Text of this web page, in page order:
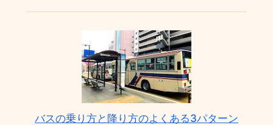
バスの乗り方と降り方のよくある3パターン